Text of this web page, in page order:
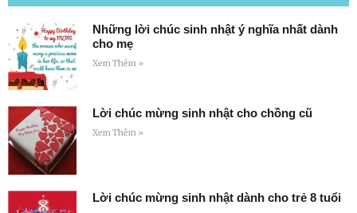
Những lời chúc sinh nhật ý nghĩa nhất dành
cho mẹ
Xem Thêm »
Lời chúc mừng sinh nhật cho chồng cũ
Xem Thêm »
Lời chúc mừng sinh nhật dành cho trẻ 8 tuổi